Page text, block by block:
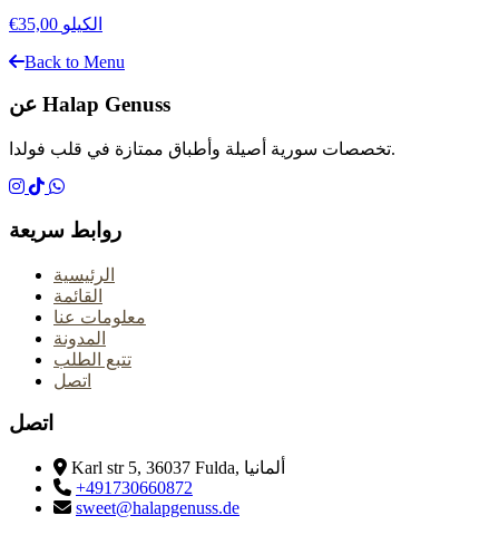
€35,00 الكيلو
Back to Menu
عن Halap Genuss
تخصصات سورية أصيلة وأطباق ممتازة في قلب فولدا.
روابط سريعة
الرئيسية
القائمة
معلومات عنا
المدونة
تتبع الطلب
اتصل
اتصل
Karl str 5, 36037 Fulda, ألمانيا
+491730660872
sweet@halapgenuss.de